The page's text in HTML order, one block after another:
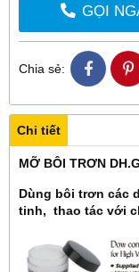
GỌI
Chia sẻ:
Chi tiết
MỠ BÔI TRƠN
Dùng bôi trơn các
tinh, thao tác với